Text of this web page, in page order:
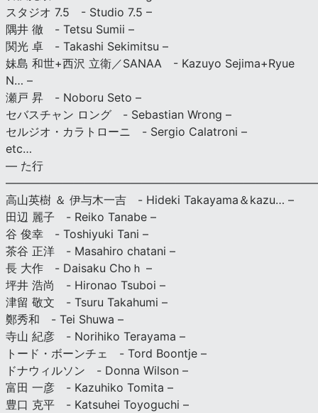
スタジオ 7.5 - Studio 7.5 –
隅井 徹 - Tetsu Sumii –
関光 卓 - Takashi Sekimitsu –
妹島 和世+西沢 立衛／SANAA - Kazuyo Sejima+Ryue
N… –
瀬戸 昇 - Noboru Seto –
セバスチャン ロング - Sebastian Wrong –
セルジオ・カラトローニ - Sergio Calatroni –
etc…
— た行
高山英樹 ＆ 伊与木一吉 - Hideki Takayama＆kazu… –
田辺 麗子 - Reiko Tanabe –
谷 俊幸 - Toshiyuki Tani –
茶谷 正洋 - Masahiro chatani –
長 大作 - Daisaku Choｈ –
坪井 浩尚 - Hironao Tsuboi –
津留 敬文 - Tsuru Takahumi –
鄭秀和 - Tei Shuwa –
寺山 紀彦 - Norihiko Terayama –
トード・ボーンチェ - Tord Boontje –
ドナウィルソン - Donna Wilson –
富田 一彦 - Kazuhiko Tomita –
豊口 克平 - Katsuhei Toyoguchi –